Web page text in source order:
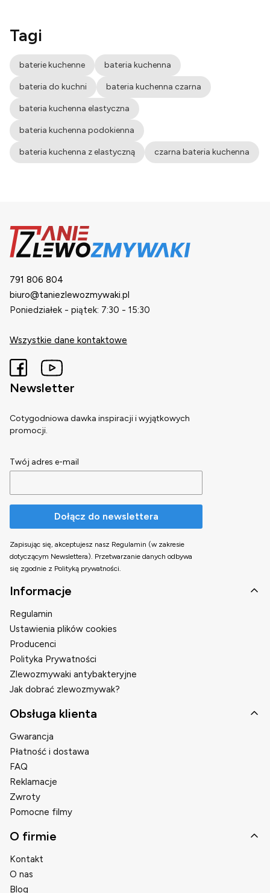
Tagi
baterie kuchenne bateria kuchenna
bateria do kuchni bateria kuchenna czarna
bateria kuchenna elastyczna
bateria kuchenna podokienna
bateria kuchenna z elastyczną czarna bateria kuchenna
791 806 804
biuro@taniezlewozmywaki.pl
Poniedziałek - piątek: 7:30 - 15:30
Wszystkie dane kontaktowe
Newsletter
Cotygodniowa dawka inspiracji i wyjątkowych
promocji.
Twój adres e-mail
Dołącz do newslettera
Zapisując się, akceptujesz nasz Regulamin (w zakresie
dotyczącym Newslettera). Przetwarzanie danych odbywa
się zgodnie z Polityką prywatności.
Linki w stopce
Informacje
Regulamin
Ustawienia plików cookies
Producenci
Polityka Prywatności
Zlewozmywaki antybakteryjne
Jak dobrać zlewozmywak?
Obsługa klienta
Gwarancja
Płatność i dostawa
FAQ
Reklamacje
Zwroty
Pomocne filmy
O firmie
Kontakt
O nas
Blog